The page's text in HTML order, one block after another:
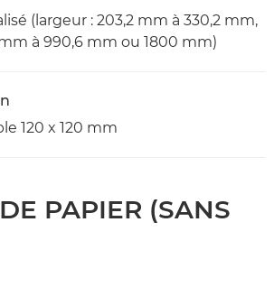
(largeur : 203,2 mm à 330,2 mm,
à 990,6 mm ou 1800 mm)
120 x 120 mm
PAPIER (SANS